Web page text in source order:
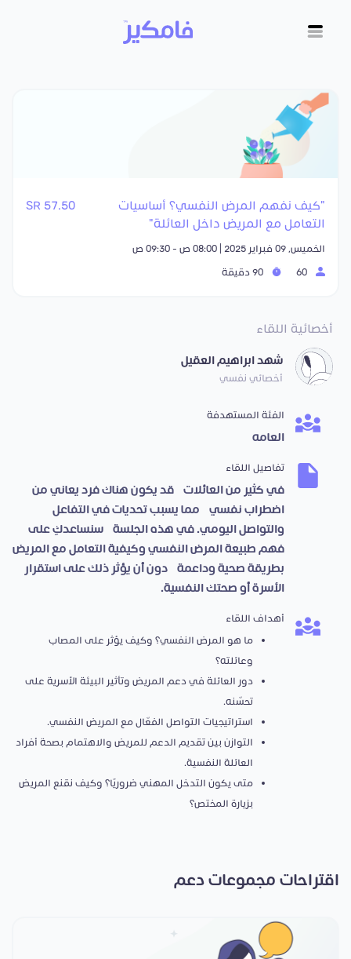
"كيف نفهم المرض النفسي؟ أساسيات
التعامل مع المريض داخل العائلة"
57.50 SR
الخميس, 09 فبراير 2025 | 08:00 ص - 09:30 ص
أخصائية اللقاء
شهد ابراهيم العقيل
أخصائي نفسي
الفئة المستهدفة
العامه
تفاصيل اللقاء
في كثير من العائلات، قد يكون هناك فرد يعاني من
اضطراب نفسي، مما يسبب تحديات في التفاعل
والتواصل اليومي. في هذه الجلسة، سنساعدكِ على
فهم طبيعة المرض النفسي وكيفية التعامل مع المريض
بطريقة صحية وداعمة، دون أن يؤثر ذلك على استقرار
الأسرة أو صحتك النفسية.
أهداف اللقاء
ما هو المرض النفسي؟ وكيف يؤثر على المصاب
وعائلته؟
دور العائلة في دعم المريض وتأثير البيئة الأسرية على
تحسّنه.
استراتيجيات التواصل الفعّال مع المريض النفسي.
التوازن بين تقديم الدعم للمريض والاهتمام بصحة أفراد
العائلة النفسية.
متى يكون التدخل المهني ضروريًا؟ وكيف نقنع المريض
بزيارة المختص؟
اقتراحات مجموعات دعم